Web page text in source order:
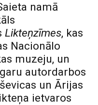
namā
Likteņzīmes, kas
Nacionālo
muzeju, un
autordarbos
un Ārijas
ietvaros